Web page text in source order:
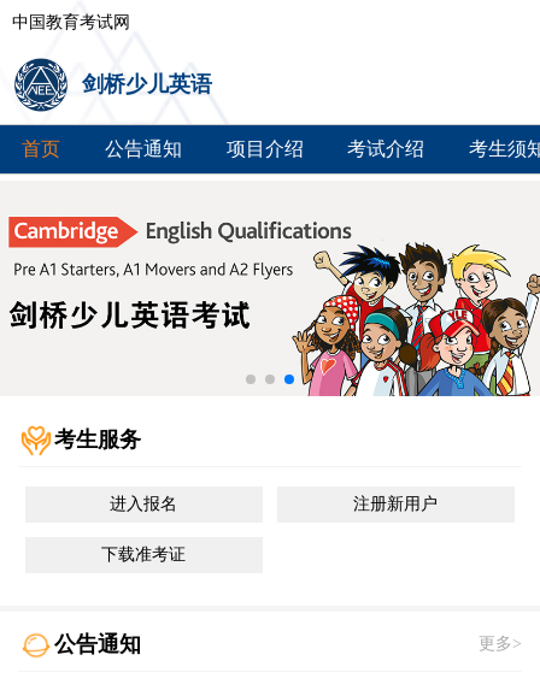
中国教育考试网
剑桥少儿英语
首页 公告通知 项目介绍 考试介绍 考生须
考生服务
进入报名 注册新用户
下载准考证
公告通知 更多>